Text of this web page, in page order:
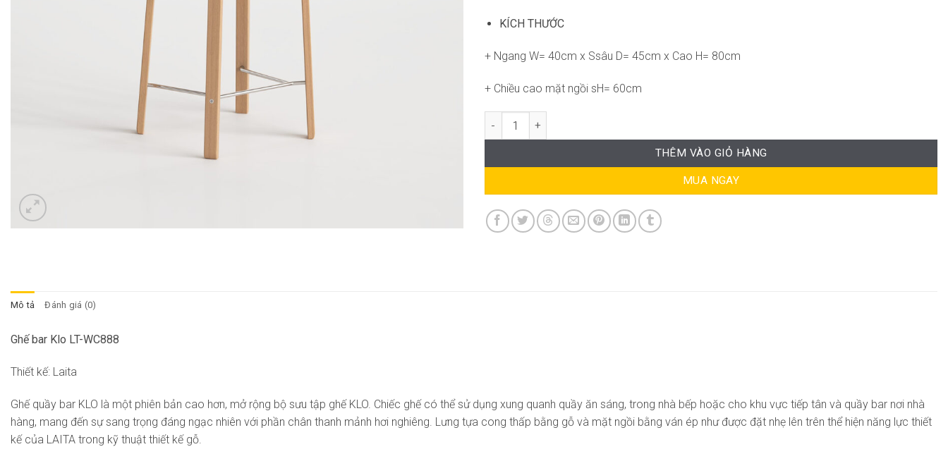
KÍCH THƯỚC
+ Ngang W= 40cm x Ssâu D= 45cm x Cao H= 80cm
+ Chiều cao mặt ngồi sH= 60cm
Ghế bar Klo LT-WC888 số lượng
THÊM VÀO GIỎ HÀNG
MUA NGAY
Mô tả Đánh giá (0)
Ghế bar Klo LT-WC888
Thiết kế: Laita
Ghế quầy bar KLO là một phiên bản cao hơn, mở rộng bộ sưu tập ghế KLO. Chiếc ghế có thể sử dụng xung quanh quầy ăn sáng, trong nhà bếp hoặc cho khu vực tiếp tân và quầy bar nơi nhà
hàng, mang đến sự sang trọng đáng ngạc nhiên với phần chân thanh mảnh hơi nghiêng. Lưng tựa cong thấp bằng gỗ và mặt ngồi bằng ván ép như được đặt nhẹ lên trên thể hiện năng lực thiết
kế của LAITA trong kỹ thuật thiết kế gỗ.